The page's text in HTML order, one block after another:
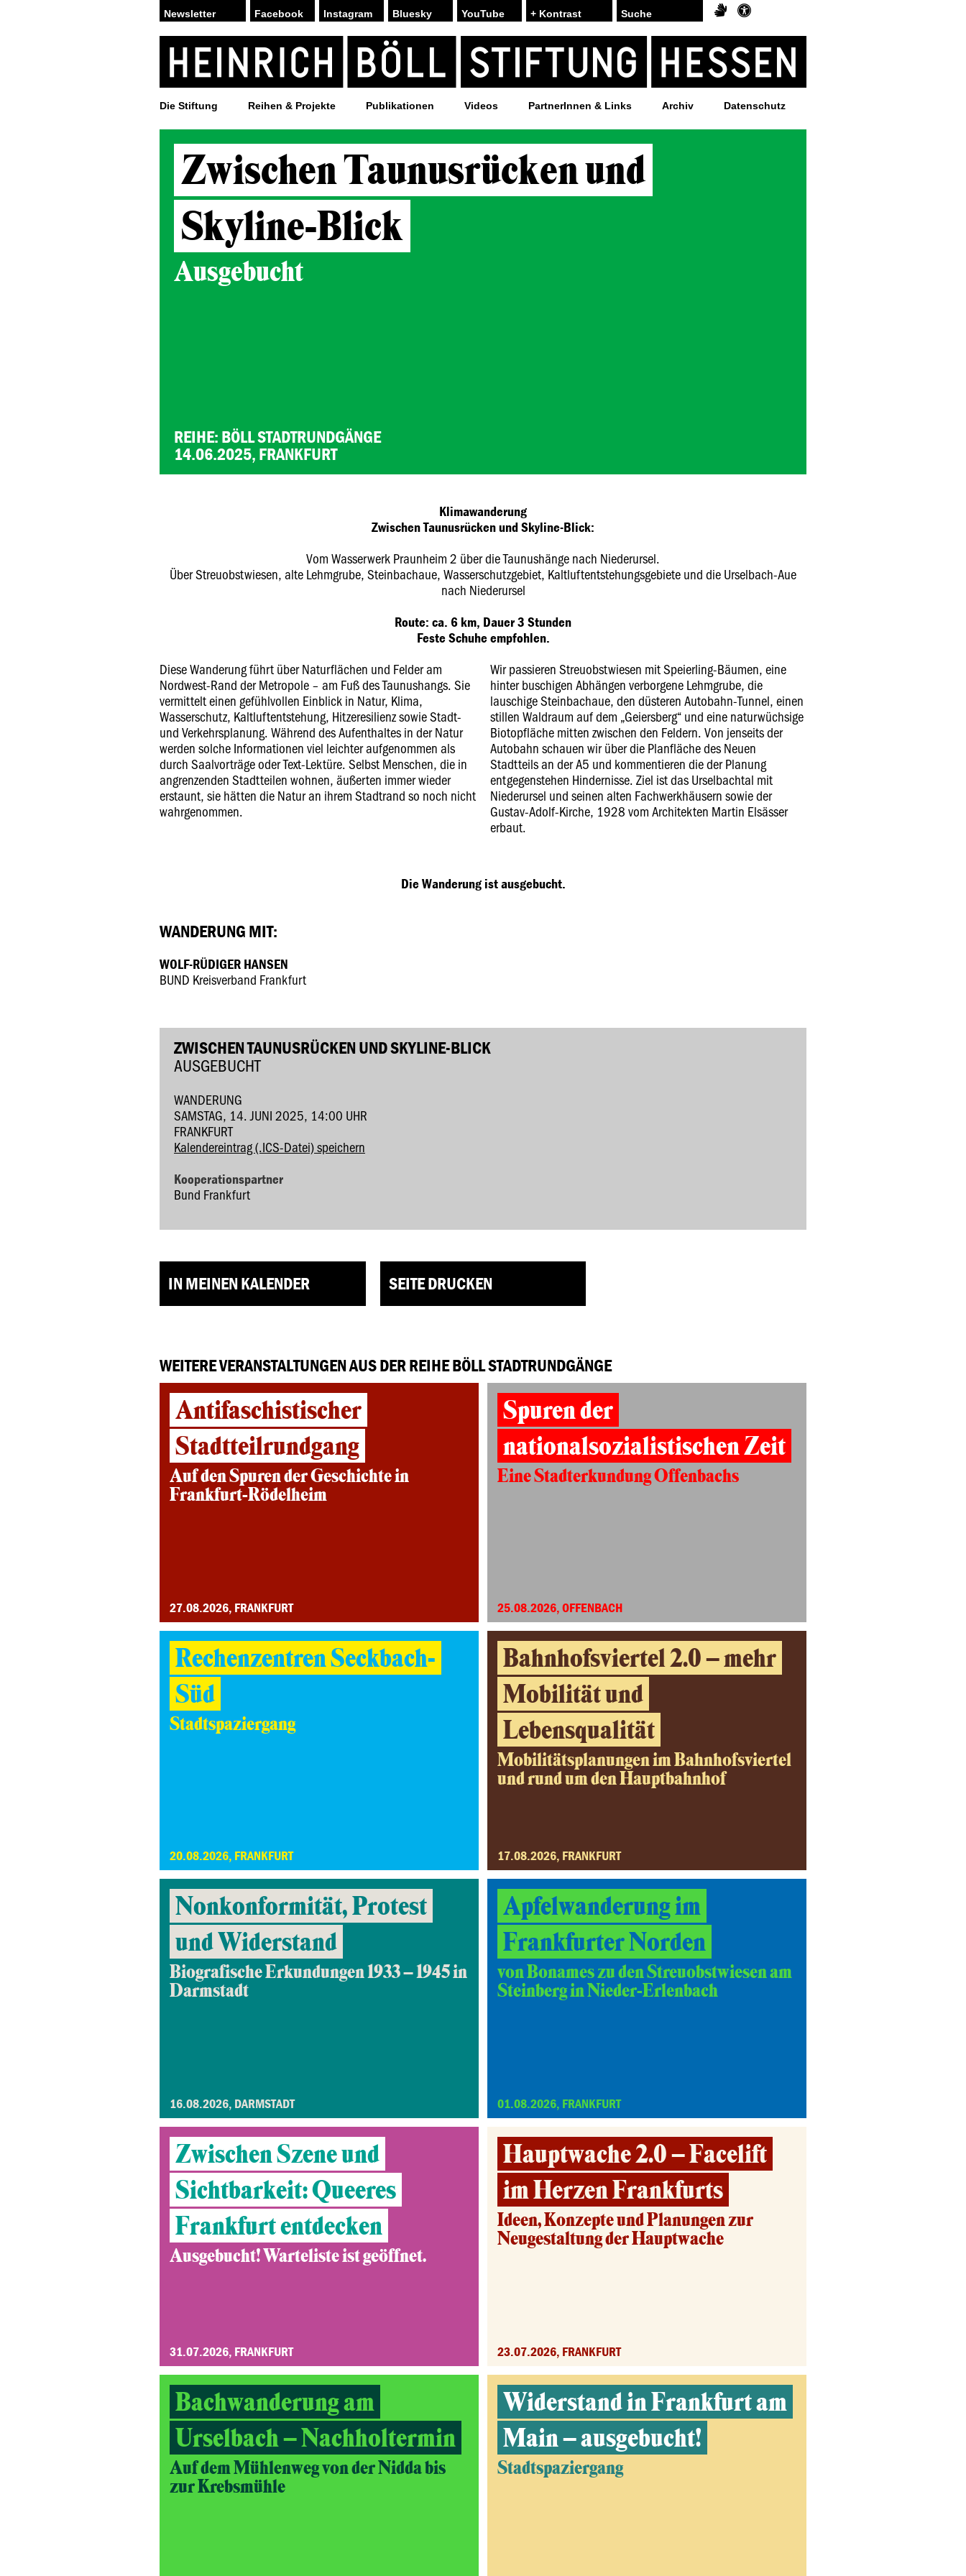
Facebook Instagram Bluesky YouTube + Kontrast
Die Stiftung Reihen & Projekte Publikationen Videos PartnerInnen & Links Archiv Datenschutz
Zwischen Taunusrücken und
Skyline-Blick
Ausgebucht
REIHE: BÖLL STADTRUNDGÄNGE
14.06.2025, FRANKFURT
Klimawanderung
Zwischen Taunusrücken und Skyline-Blick:
Vom Wasserwerk Praunheim 2 über die Taunushänge nach Niederursel.
Über Streuobstwiesen, alte Lehmgrube, Steinbachaue, Wasserschutzgebiet, Kaltluftentstehungsgebiete und die Urselbach-Aue
nach Niederursel
Route: ca. 6 km, Dauer 3 Stunden
Feste Schuhe empfohlen.
Diese Wanderung führt über Naturflächen und Felder am
Nordwest-Rand der Metropole – am Fuß des Taunushangs. Sie
vermittelt einen gefühlvollen Einblick in Natur, Klima,
Wasserschutz, Kaltluftentstehung, Hitzeresilienz sowie Stadt-
und Verkehrsplanung. Während des Aufenthaltes in der Natur
werden solche Informationen viel leichter aufgenommen als
durch Saalvorträge oder Text-Lektüre. Selbst Menschen, die in
angrenzenden Stadtteilen wohnen, äußerten immer wieder
erstaunt, sie hätten die Natur an ihrem Stadtrand so noch nicht
wahrgenommen.
Wir passieren Streuobstwiesen mit Speierling-Bäumen, eine
hinter buschigen Abhängen verborgene Lehmgrube, die
lauschige Steinbachaue, den düsteren Autobahn-Tunnel, einen
stillen Waldraum auf dem „Geiersberg“ und eine naturwüchsige
Biotopfläche mitten zwischen den Feldern. Von jenseits der
Autobahn schauen wir über die Planfläche des Neuen
Stadtteils an der A5 und kommentieren die der Planung
entgegenstehen Hindernisse. Ziel ist das Urselbachtal mit
Niederursel und seinen alten Fachwerkhäusern sowie der
Gustav-Adolf-Kirche, 1928 vom Architekten Martin Elsässer
erbaut.
Die Wanderung ist ausgebucht.
WANDERUNG MIT:
WOLF-RÜDIGER HANSEN
BUND Kreisverband Frankfurt
ZWISCHEN TAUNUSRÜCKEN UND SKYLINE-BLICK
AUSGEBUCHT
WANDERUNG
SAMSTAG, 14. JUNI 2025, 14:00 UHR
FRANKFURT
Kalendereintrag (.ICS-Datei) speichern
Kooperationspartner
Bund Frankfurt
IN MEINEN KALENDER SEITE DRUCKEN
WEITERE VERANSTALTUNGEN AUS DER REIHE BÖLL STADTRUNDGÄNGE
Antifaschistischer
Stadtteilrundgang
Auf den Spuren der Geschichte in
Frankfurt-Rödelheim
27.08.2026, FRANKFURT
Spuren der
nationalsozialistischen Zeit
Eine Stadterkundung Offenbachs
25.08.2026, OFFENBACH
Rechenzentren Seckbach-
Süd
Stadtspaziergang
20.08.2026, FRANKFURT
Bahnhofsviertel 2.0 – mehr
Mobilität und
Lebensqualität
Mobilitätsplanungen im Bahnhofsviertel
und rund um den Hauptbahnhof
17.08.2026, FRANKFURT
Nonkonformität, Protest
und Widerstand
Biografische Erkundungen 1933 – 1945 in
Darmstadt
16.08.2026, DARMSTADT
Apfelwanderung im
Frankfurter Norden
von Bonames zu den Streuobstwiesen am
Steinberg in Nieder-Erlenbach
01.08.2026, FRANKFURT
Zwischen Szene und
Sichtbarkeit: Queeres
Frankfurt entdecken
Ausgebucht! Warteliste ist geöffnet.
31.07.2026, FRANKFURT
Hauptwache 2.0 – Facelift
im Herzen Frankfurts
Ideen, Konzepte und Planungen zur
Neugestaltung der Hauptwache
23.07.2026, FRANKFURT
Bachwanderung am
Urselbach – Nachholtermin
Auf dem Mühlenweg von der Nidda bis
zur Krebsmühle
Widerstand in Frankfurt am
Main – ausgebucht!
Stadtspaziergang